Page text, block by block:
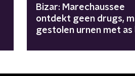
Bizar: Marechaussee
ontdekt geen drugs,
gestolen urnen met as